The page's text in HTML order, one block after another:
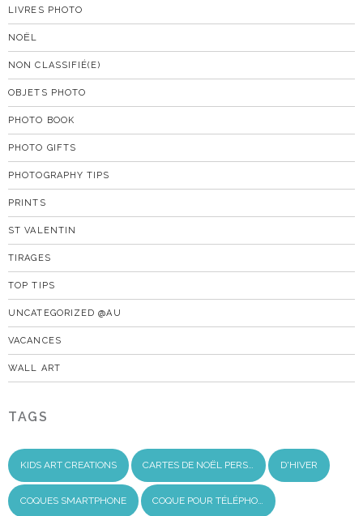
LIVRES PHOTO
NOËL
NON CLASSIFIÉ(E)
OBJETS PHOTO
PHOTO BOOK
PHOTO GIFTS
PHOTOGRAPHY TIPS
PRINTS
ST VALENTIN
TIRAGES
TOP TIPS
UNCATEGORIZED @AU
VACANCES
WALL ART
TAGS
KIDS ART CREATIONS CARTES DE NOËL PERS… D'HIVER
COQUES SMARTPHONE COQUE POUR TÉLÉPHO…